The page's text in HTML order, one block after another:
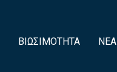
ΒΙΩΣΙΜΌΤΗΤΑ ΝΈΑ